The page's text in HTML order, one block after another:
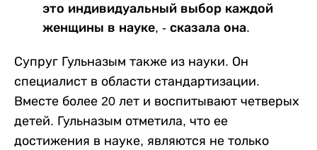
это индивидуальный выбор каждой
женщины в науке, - сказала она.
Супруг Гульназым также из науки. Он
специалист в области стандартизации.
Вместе более 20 лет и воспитывают четверых
детей. Гульназым отметила, что ее
достижения в науке, являются не только